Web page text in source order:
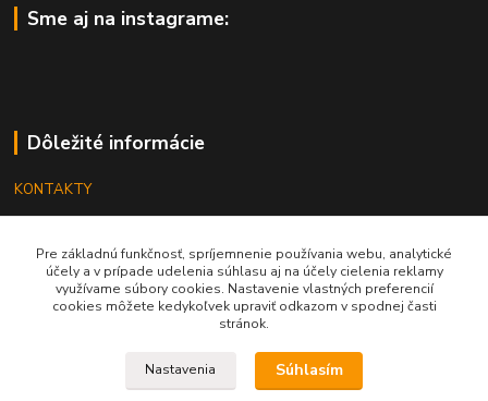
Sme aj na instagrame:
Dôležité informácie
KONTAKTY
REKLAMÁCIE
KATALÓGY
Pre základnú funkčnosť, spríjemnenie používania webu, analytické
účely a v prípade udelenia súhlasu aj na účely cielenia reklamy
využívame súbory cookies. Nastavenie vlastných preferencií
cookies môžete kedykoľvek upraviť odkazom v spodnej časti
stránok.
Nastavenia Súhlasím